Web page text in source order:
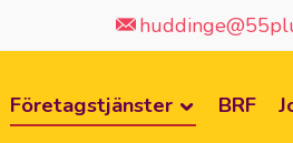
Företagstjänster BRF